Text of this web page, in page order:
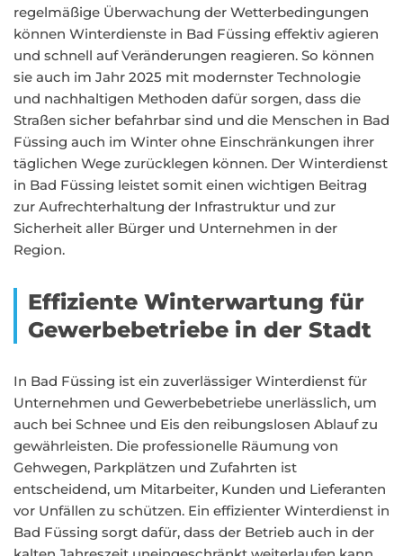
regelmäßige Überwachung der Wetterbedingungen
können Winterdienste in Bad Füssing effektiv agieren
und schnell auf Veränderungen reagieren. So können
sie auch im Jahr 2025 mit modernster Technologie
und nachhaltigen Methoden dafür sorgen, dass die
Straßen sicher befahrbar sind und die Menschen in Bad
Füssing auch im Winter ohne Einschränkungen ihrer
täglichen Wege zurücklegen können. Der Winterdienst
in Bad Füssing leistet somit einen wichtigen Beitrag
zur Aufrechterhaltung der Infrastruktur und zur
Sicherheit aller Bürger und Unternehmen in der
Region.
Effiziente Winterwartung für
Gewerbebetriebe in der Stadt
In Bad Füssing ist ein zuverlässiger Winterdienst für
Unternehmen und Gewerbebetriebe unerlässlich, um
auch bei Schnee und Eis den reibungslosen Ablauf zu
gewährleisten. Die professionelle Räumung von
Gehwegen, Parkplätzen und Zufahrten ist
entscheidend, um Mitarbeiter, Kunden und Lieferanten
vor Unfällen zu schützen. Ein effizienter Winterdienst in
Bad Füssing sorgt dafür, dass der Betrieb auch in der